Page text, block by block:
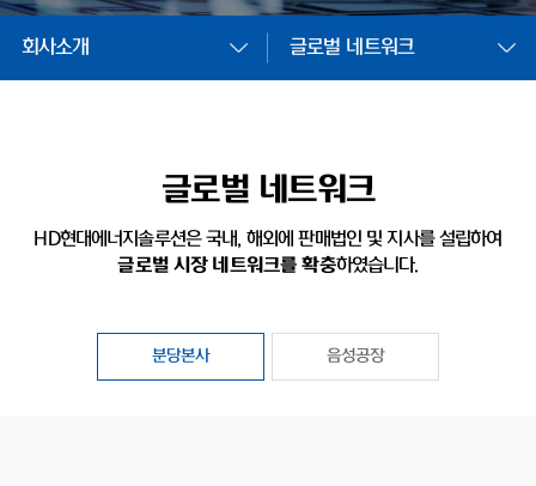
회사소개 글로벌 네트워크
글로벌 네트워크
HD현대에너지솔루션은 국내, 해외에 판매법인 및 지사를 설립하여
글로벌 시장 네트워크를 확충하였습니다.
분당본사 음성공장